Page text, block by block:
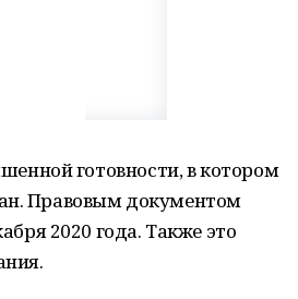
готовности, в котором
Правовым документом
2020 года. Также это